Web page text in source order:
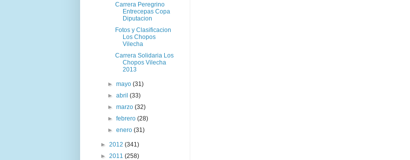
Carrera Peregrino
Entrecepas Copa
Diputacion
Fotos y Clasificacion
Los Chopos
Vilecha
Carrera Solidaria Los
Chopos Vilecha
2013
►mayo(31)
►abril(33)
►marzo(32)
►febrero(28)
►enero(31)
► 2012 (341)
► 2011 (258)